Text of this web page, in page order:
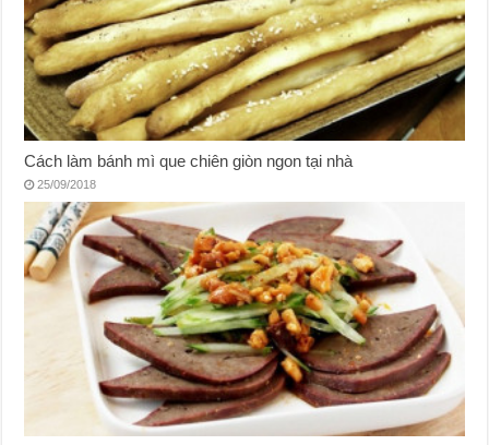
Cách làm bánh mì que chiên giòn ngon tại nhà
25/09/2018